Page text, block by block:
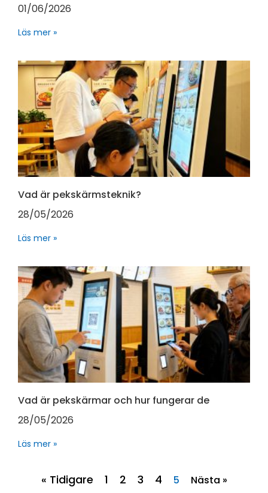
01/06/2026
Läs mer »
Vad är pekskärmsteknik?
28/05/2026
Läs mer »
Vad är pekskärmar och hur fungerar de
28/05/2026
Läs mer »
« Tidigare 1 2 3 4 5 Nästa »